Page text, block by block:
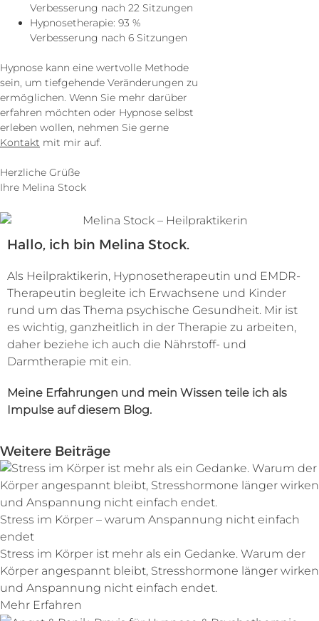
Verbesserung nach 22 Sitzungen
Hypnosetherapie: 93 %
Verbesserung nach 6 Sitzungen
Hypnose kann eine wertvolle Methode
sein, um tiefgehende Veränderungen zu
ermöglichen. Wenn Sie mehr darüber
erfahren möchten oder Hypnose selbst
erleben wollen, nehmen Sie gerne
Kontakt mit mir auf.
Herzliche Grüße
Ihre Melina Stock
Hallo, ich bin Melina Stock.
Als Heilpraktikerin, Hypnosetherapeutin und EMDR-
Therapeutin begleite ich Erwachsene und Kinder
rund um das Thema psychische Gesundheit. Mir ist
es wichtig, ganzheitlich in der Therapie zu arbeiten,
daher beziehe ich auch die Nährstoff- und
Darmtherapie mit ein.
Meine Erfahrungen und mein Wissen teile ich als
Impulse auf diesem Blog.
Weitere Beiträge
Stress im Körper – warum Anspannung nicht einfach
endet
Stress im Körper ist mehr als ein Gedanke. Warum der
Körper angespannt bleibt, Stresshormone länger wirken
und Anspannung nicht einfach endet.
Mehr Erfahren